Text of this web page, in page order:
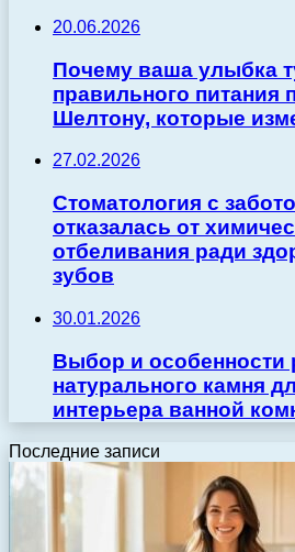
20.06.2026
Почему ваша улыбка
правильного питания
Шелтону, которые
27.02.2026
Стоматология с
отказалась от
отбеливания ради
зубов
30.01.2026
Выбор и особенности
натурального камня
интерьера ванной
Последние записи